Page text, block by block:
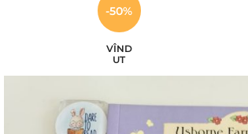
-50%
VÎND
UT